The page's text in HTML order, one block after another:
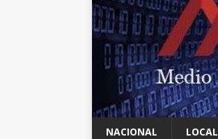
NACIONAL LOCAL